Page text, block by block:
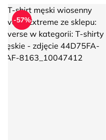
shirt męski wiosenny
-57%